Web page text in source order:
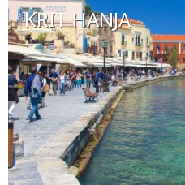
KRIT HANJA